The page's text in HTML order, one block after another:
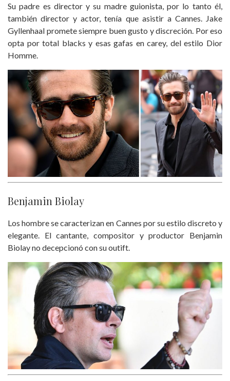
Su padre es director y su madre guionista, por lo tanto él,
también director y actor, tenía que asistir a Cannes. Jake
Gyllenhaal promete siempre buen gusto y discreción. Por eso
opta por total blacks y esas gafas en carey, del estilo Dior
Homme.
Benjamin Biolay
Los hombre se caracterizan en Cannes por su estilo discreto y
elegante. El cantante, compositor y productor Benjamin
Biolay no decepcionó con su outift.